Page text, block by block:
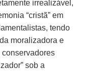
irrealizável,
“cristã” em
tendo
moralizadora e
sob a